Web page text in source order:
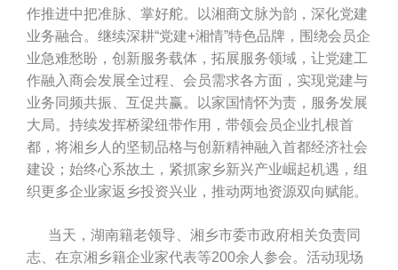
作推进中把准脉、掌好舵。以湘商文脉为韵，深化党建
业务融合。继续深耕“党建+湘情”特色品牌，围绕会员企
业急难愁盼，创新服务载体，拓展服务领域，让党建工
作融入商会发展全过程、会员需求各方面，实现党建与
业务同频共振、互促共赢。以家国情怀为责，服务发展
大局。持续发挥桥梁纽带作用，带领会员企业扎根首
都，将湘乡人的坚韧品格与创新精神融入首都经济社会
建设；始终心系故土，紧抓家乡新兴产业崛起机遇，组
织更多企业家返乡投资兴业，推动两地资源双向赋能。
当天，湖南籍老领导、湘乡市委市政府相关负责同
志、在京湘乡籍企业家代表等200余人参会。活动现场